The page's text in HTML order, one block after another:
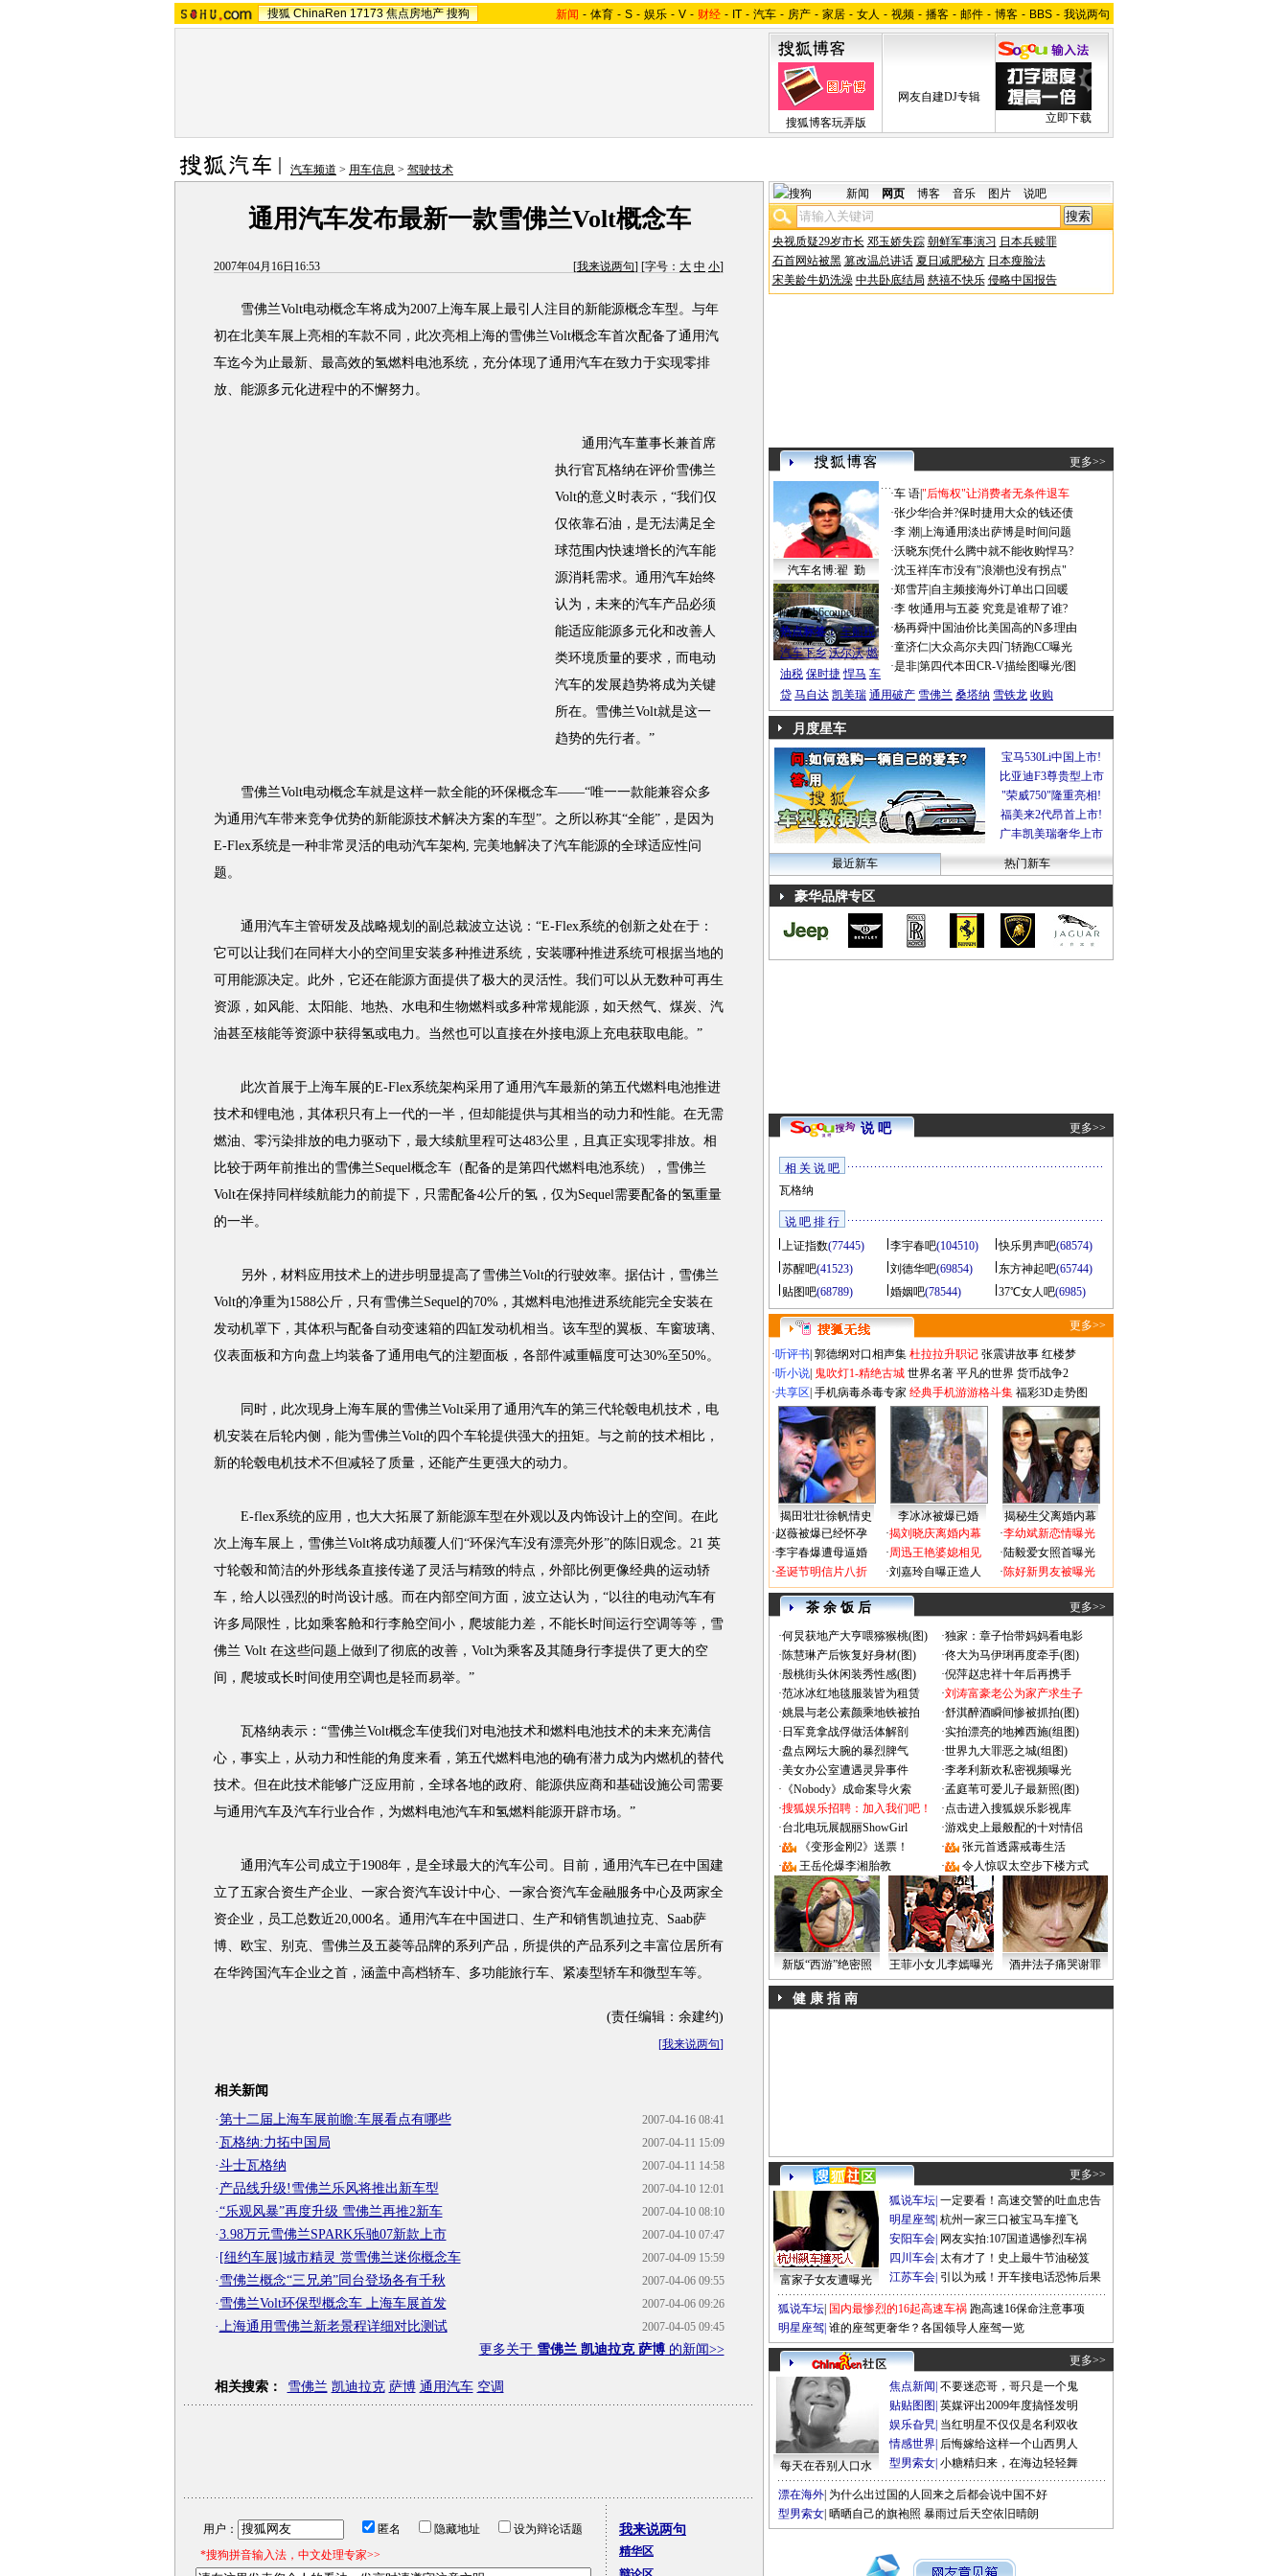
搜狐 ChinaRen 17173 焦点房地产 搜狗 新闻 - 体育 - S - 娱乐 - V - 财经 - IT - 汽车 - 房产 - 家居 - 女人 - 视频 - 播客 - 邮件 - 博客 - BBS - 我说两句
搜狐博客玩弄版
网友自建DJ专辑
立即下载
汽车频道 > 用车信息 > 驾驶技术
通用汽车发布最新一款雪佛兰Volt概念车
2007年04月16日16:53 [我来说两句] [字号： 大 中 小]
雪佛兰Volt电动概念车将成为2007上海车展上最引人注目的新能源概念车型。与年
初在北美车展上亮相的车款不同，此次亮相上海的雪佛兰Volt概念车首次配备了通用汽
车迄今为止最新、最高效的氢燃料电池系统，充分体现了通用汽车在致力于实现零排
放、能源多元化进程中的不懈努力。
通用汽车董事长兼首席
执行官瓦格纳在评价雪佛兰
Volt的意义时表示，“我们仅
仅依靠石油，是无法满足全
球范围内快速增长的汽车能
源消耗需求。通用汽车始终
认为，未来的汽车产品必须
能适应能源多元化和改善人
类环境质量的要求，而电动
汽车的发展趋势将成为关键
所在。雪佛兰Volt就是这一
趋势的先行者。”
雪佛兰Volt电动概念车就是这样一款全能的环保概念车——“唯一一款能兼容众多
为通用汽车带来竞争优势的新能源技术解决方案的车型”。之所以称其“全能”，是因为
E-Flex系统是一种非常灵活的电动汽车架构, 完美地解决了汽车能源的全球适应性问
题。
通用汽车主管研发及战略规划的副总裁波立达说：“E-Flex系统的创新之处在于：
它可以让我们在同样大小的空间里安装多种推进系统，安装哪种推进系统可根据当地的
可用能源决定。此外，它还在能源方面提供了极大的灵活性。我们可以从无数种可再生
资源，如风能、太阳能、地热、水电和生物燃料或多种常规能源，如天然气、煤炭、汽
油甚至核能等资源中获得氢或电力。当然也可以直接在外接电源上充电获取电能。”
此次首展于上海车展的E-Flex系统架构采用了通用汽车最新的第五代燃料电池推进
技术和锂电池，其体积只有上一代的一半，但却能提供与其相当的动力和性能。在无需
燃油、零污染排放的电力驱动下，最大续航里程可达483公里，且真正实现零排放。相
比较于两年前推出的雪佛兰Sequel概念车（配备的是第四代燃料电池系统），雪佛兰
Volt在保持同样续航能力的前提下，只需配备4公斤的氢，仅为Sequel需要配备的氢重量
的一半。
另外，材料应用技术上的进步明显提高了雪佛兰Volt的行驶效率。据估计，雪佛兰
Volt的净重为1588公斤，只有雪佛兰Sequel的70%，其燃料电池推进系统能完全安装在
发动机罩下，其体积与配备自动变速箱的四缸发动机相当。该车型的翼板、车窗玻璃、
仪表面板和方向盘上均装备了通用电气的注塑面板，各部件减重幅度可达30%至50%。
同时，此次现身上海车展的雪佛兰Volt采用了通用汽车的第三代轮毂电机技术，电
机安装在后轮内侧，能为雪佛兰Volt的四个车轮提供强大的扭矩。与之前的技术相比，
新的轮毂电机技术不但减轻了质量，还能产生更强大的动力。
E-flex系统的应用，也大大拓展了新能源车型在外观以及内饰设计上的空间。在此
次上海车展上，雪佛兰Volt将成功颠覆人们“环保汽车没有漂亮外形”的陈旧观念。21 英
寸轮毂和简洁的外形线条直接传递了灵活与精致的特点，外部比例更像经典的运动轿
车，给人以强烈的时尚设计感。而在内部空间方面，波立达认为，“以往的电动汽车有
许多局限性，比如乘客舱和行李舱空间小，爬坡能力差，不能长时间运行空调等等，雪
佛兰 Volt 在这些问题上做到了彻底的改善，Volt为乘客及其随身行李提供了更大的空
间，爬坡或长时间使用空调也是轻而易举。”
瓦格纳表示：“雪佛兰Volt概念车使我们对电池技术和燃料电池技术的未来充满信
心，事实上，从动力和性能的角度来看，第五代燃料电池的确有潜力成为内燃机的替代
技术。但在此技术能够广泛应用前，全球各地的政府、能源供应商和基础设施公司需要
与通用汽车及汽车行业合作，为燃料电池汽车和氢燃料能源开辟市场。”
通用汽车公司成立于1908年，是全球最大的汽车公司。目前，通用汽车已在中国建
立了五家合资生产企业、一家合资汽车设计中心、一家合资汽车金融服务中心及两家全
资企业，员工总数近20,000名。通用汽车在中国进口、生产和销售凯迪拉克、Saab萨
博、欧宝、别克、雪佛兰及五菱等品牌的系列产品，所提供的产品系列之丰富位居所有
在华跨国汽车企业之首，涵盖中高档轿车、多功能旅行车、紧凑型轿车和微型车等。
(责任编辑：余建约)
[我来说两句]
相关新闻
2007-04-16 08:41
·第十二届上海车展前瞻:车展看点有哪些
2007-04-11 15:09
·瓦格纳:力拓中国局
2007-04-11 14:58
·斗士瓦格纳
2007-04-10 12:01
· 产品线升级!雪佛兰乐风将推出新车型
2007-04-10 08:10
·“乐观风暴”再度升级 雪佛兰再推2新车
2007-04-10 07:47
·3.98万元雪佛兰SPARK乐驰07新款上市
2007-04-09 15:59
· [纽约车展]城市精灵 赏雪佛兰迷你概念车
2007-04-06 09:55
· 雪佛兰概念“三兄弟”同台登场各有千秋
2007-04-06 09:26
· 雪佛兰Volt环保型概念车 上海车展首发
2007-04-05 09:45
·上海通用雪佛兰新老景程详细对比测试
更多关于 雪佛兰 凯迪拉克 萨博的新闻>>
相关搜索： 雪佛兰 凯迪拉克 萨博 通用汽车 空调
用户： 匿名 隐藏地址
设为辩论话题
*搜狗拼音输入法，中文处理专家>>
我来说两句
精华区
新闻 网页 博客 音乐 图片 说吧
央视质疑29岁市长 邓玉娇失踪 朝鲜军事演习 日本兵赎罪
石首网站被黑 篡改温总讲话 夏日减肥秘方 日本瘦脸法
宋美龄牛奶洗澡 中共卧底结局 慈禧不快乐 侵略中国报告
更多>>
汽车名博:翟 勤
帕萨特b6coupe谍照
·车 语|"后悔权"让消费者无条件退车
·张少华|合并?保时捷用大众的钱还债
·李 潮 上海通用淡出萨博是时间问题
·沃晓东|凭什么腾中就不能收购悍马?
·沈玉祥|车市没有"浪潮也没有拐点"
·郑雪芹| 自主频接海外订单出口回暖
·李 牧|通用与五菱 究竟是谁帮了谁?
·杨再舜|中国油价比美国高的N多理由
·童济仁|大众高尔夫四门轿跑CC曝光
·是非|第四代本田CR-V描绘图曝光/图
热点标签： 车船税
汽车下乡 沃尔沃 燃
油税 保时捷 悍马 车
贷 马自达 凯美瑞 通用破产 雪佛兰 桑塔纳 雪铁龙 收购
月度星车
宝马530Li中国上市!
比亚迪F3尊贵型上市
"荣威750"隆重亮相!
福美来2代昂首上市!
广丰凯美瑞奢华上市
最近新车 热门新车
豪华品牌专区
说 吧 更多>>
相 关 说 吧
瓦格纳
说 吧 排 行
上证指数(77445) 李宇春吧(104510) 快乐男声吧(68574)
苏醒吧(41523) 刘德华吧(69854) 东方神起吧(65744)
贴图吧(68789) 婚姻吧(78544) 37℃女人吧(6985)
更多>>
·听评书 郭德纲对口相声集 杜拉拉升职记 张震讲故事 红楼梦
·听小说 鬼吹灯1-精绝古城 世界名著 平凡的世界 货币战争2
·共享区 手机病毒杀毒专家 经典手机游游格斗集 福彩3D走势图
揭田壮壮徐帆情史 李冰冰被爆已婚
揭秘生父离婚内幕
·赵薇被爆已经怀孕
·李宇春爆遭母逼婚
·圣诞节明信片八折
·揭刘晓庆离婚内幕
·周迅王艳婆媳相见
·刘嘉玲自曝正造人
·李幼斌新恋情曝光
·陆毅爱女照首曝光
·陈好新男友被曝光
茶 余 饭 后 更多>>
·何炅获地产大亨喂猕猴桃(图) ·独家：章子怡带妈妈看电影
·陈慧琳产后恢复好身材(图) ·佟大为马伊琍再度牵手(图)
·殷桃街头休闲装秀性感(图) ·倪萍赵忠祥十年后再携手
·范冰冰红地毯服装皆为租赁 ·刘涛富豪老公为家产求生子
·姚晨与老公素颜乘地铁被拍 ·舒淇醉酒瞬间惨被抓拍(图)
· 日军竟拿战俘做活体解剖 ·实拍漂亮的地摊西施(组图)
·盘点网坛大腕的暴烈脾气 ·世界九大罪恶之城(组图)
·美女办公室遭遇灵异事件 ·李孝利新欢私密视频曝光
· 《Nobody》成命案导火索 ·孟庭苇可爱儿子最新照(图)
·搜狐娱乐招聘：加入我们吧！ ·点击进入搜狐娱乐影视库
·台北电玩展靓丽ShowGirl ·游戏史上最般配的十对情侣
·
《变形金刚2》送票！ ·
张元首透露戒毒生活
·
王岳伦爆李湘胎教 · 令人惊叹太空步下楼方式
新版“西游”绝密照 王菲小女儿李嫣曝光 酒井法子痛哭谢罪
健 康 指 南
更多>>
富家子女友遭曝光
狐说车坛 一定要看！高速交警的吐血忠告
明星座驾 杭州一家三口被宝马车撞飞
安阳车会 网友实拍:107国道遇惨烈车祸
四川车会 太有才了！史上最牛节油秘笈
江苏车会 引以为戒！开车接电话恐怖后果
狐说车坛 国内最惨烈的16起高速车祸 跑高速16保命注意事项
明星座驾 谁的座驾更奢华？各国领导人座驾一览
更多>>
每天在吞别人口水
焦点新闻 不要迷恋哥，哥只是一个鬼
贴贴图图 英媒评出2009年度搞怪发明
娱乐旮旯 当红明星不仅仅是名利双收
情感世界 后悔嫁给这样一个山西男人
型男索女 小糖精归来，在海边轻轻舞
漂在海外 为什么出过国的人回来之后都会说中国不好
型男索女 晒晒自己的旗袍照 暴雨过后天空依旧晴朗